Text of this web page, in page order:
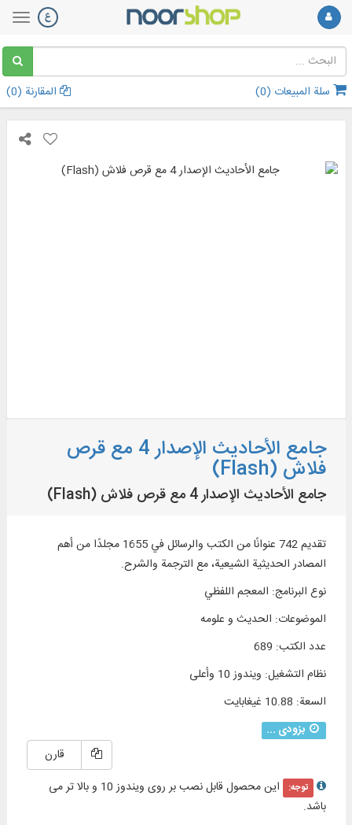
سلة المبيعات (0
) المقارنة (0
)
جامع الأحاديث الإصدار 4 مع قرص
فلاش (Flash)
جامع الأحاديث الإصدار 4 مع قرص فلاش (Flash)
تقديم 742 عنوانًا من الكتب والرسائل في 1655 مجلدًا من أهم
المصادر الحديثية الشيعية، مع الترجمة والشرح.
نوع البرنامج: المعجم اللفظي
الموضوعات: الحديث و علومه
عدد الكتب:
689
نظام التشغیل: ويندوز 10 وأعلی
السعة: 10.88 غيغابايت
بزودی ...
قارن
توجه:
این محصول قابل نصب بر روی ویندوز 10 و بالا تر می
باشد.